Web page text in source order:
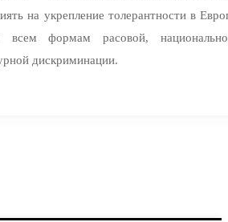
на укрепление толерантности в
всем формам расовой,
дискриминации.